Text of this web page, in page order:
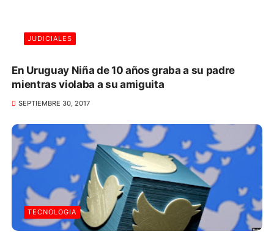
JUDICIALES
En Uruguay Niña de 10 años graba a su padre
mientras violaba a su amiguita
SEPTIEMBRE 30, 2017
TECNOLOGIA